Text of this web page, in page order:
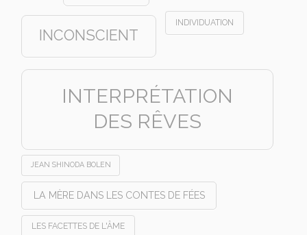
INCONSCIENT
INDIVIDUATION
INTERPRÉTATION
DES RÊVES
JEAN SHINODA BOLEN
LA MÈRE DANS LES CONTES DE FÉES
LES FACETTES DE L'ÂME